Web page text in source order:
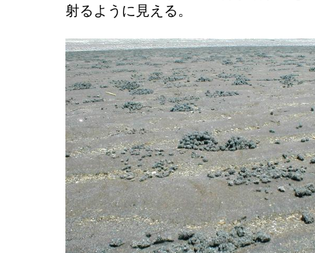
射るように見える。